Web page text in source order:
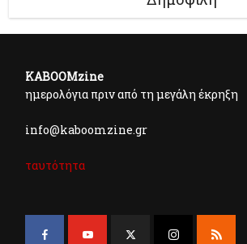
KABOOMzine
ημερολόγια πριν από τη μεγάλη έκρηξη
info@kaboomzine.gr
ταυτότητα